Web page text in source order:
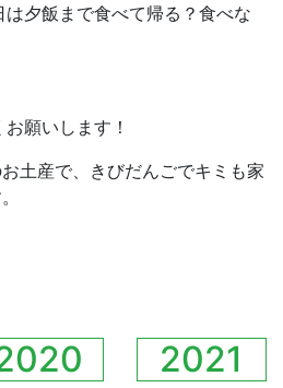
夕飯まで食べて帰る？食べな
願いします！
土産で、きびだんごでキミも家
2021